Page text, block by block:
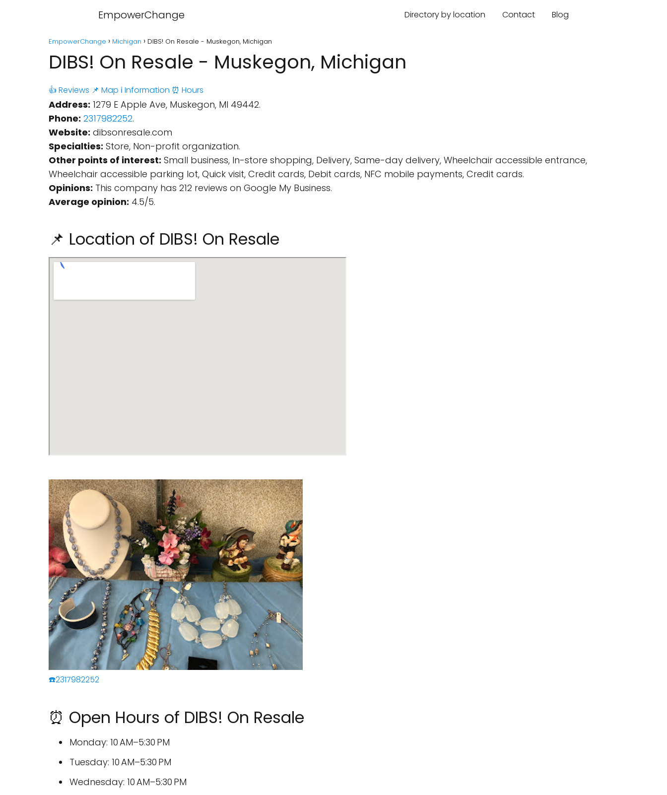
EmpowerChange Directory by location Contact Blog
EmpowerChange Michigan DIBS! On Resale - Muskegon, Michigan
DIBS! On Resale - Muskegon, Michigan
👍 Reviews 📌 Map ℹ️ Information ⏰ Hours
Address: 1279 E Apple Ave, Muskegon, MI 49442.
Phone: 2317982252.
Website: dibsonresale.com
Specialties: Store, Non-profit organization.
Other points of interest: Small business, In-store shopping, Delivery, Same-day delivery, Wheelchair accessible entrance,
Wheelchair accessible parking lot, Quick visit, Credit cards, Debit cards, NFC mobile payments, Credit cards.
Opinions: This company has 212 reviews on Google My Business.
Average opinion: 4.5/5.
📌 Location of DIBS! On Resale
☎️2317982252
⏰ Open Hours of DIBS! On Resale
Monday: 10 AM–5:30 PM
Tuesday: 10 AM–5:30 PM
Wednesday: 10 AM–5:30 PM